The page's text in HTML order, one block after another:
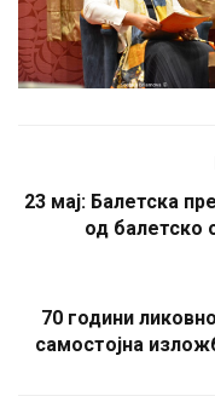
23 мај: Балетска
од балетско
70 години
самостојна